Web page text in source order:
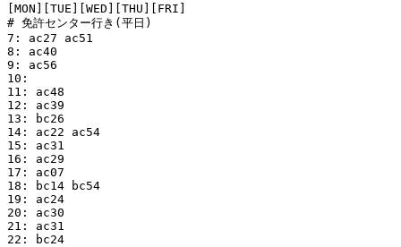
[MON][TUE][WED][THU][FRI]
# 免許センター行き(平日)
7: ac27 ac51
8: ac40
9: ac56
10:
11: ac48
12: ac39
13: bc26
14: ac22 ac54
15: ac31
16: ac29
17: ac07
18: bc14 bc54
19: ac24
20: ac30
21: ac31
22: bc24